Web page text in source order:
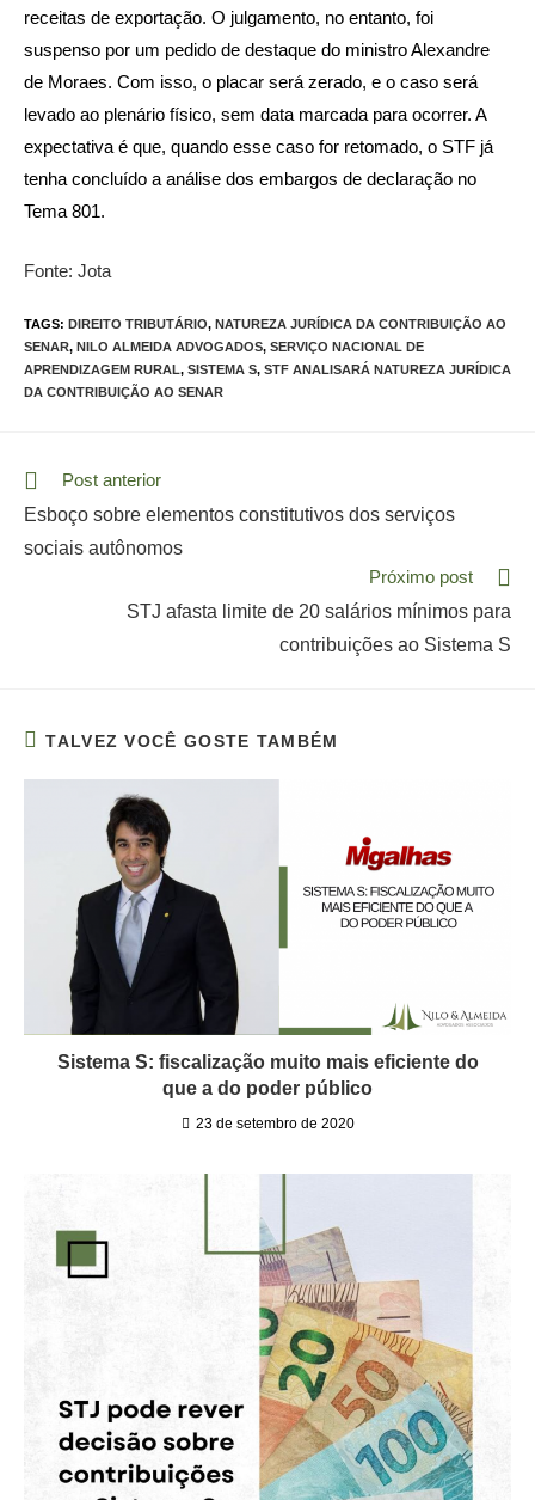
receitas de exportação. O julgamento, no entanto, foi
suspenso por um pedido de destaque do ministro Alexandre
de Moraes. Com isso, o placar será zerado, e o caso será
levado ao plenário físico, sem data marcada para ocorrer. A
expectativa é que, quando esse caso for retomado, o STF já
tenha concluído a análise dos embargos de declaração no
Tema 801.
Fonte: Jota
TAGS: DIREITO TRIBUTÁRIO, NATUREZA JURÍDICA DA CONTRIBUIÇÃO AO
SENAR, NILO ALMEIDA ADVOGADOS, SERVIÇO NACIONAL DE
APRENDIZAGEM RURAL, SISTEMA S, STF ANALISARÁ NATUREZA JURÍDICA
DA CONTRIBUIÇÃO AO SENAR
Read
articles
Post anterior
Esboço sobre elementos constitutivos dos serviços
sociais autônomos
Próximo post
STJ afasta limite de 20 salários mínimos para
contribuições ao Sistema S
TALVEZ VOCÊ GOSTE TAMBÉM
Sistema S: fiscalização muito mais eficiente do
que a do poder público
23 de setembro de 2020